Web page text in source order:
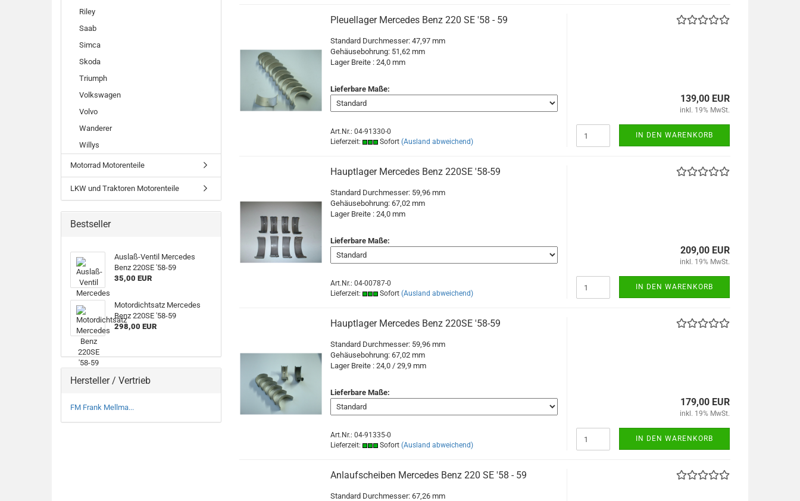
Pleuellager Mercedes Benz 220 SE '58 - 59
Standard Durchmesser: 47,97 mm
Gehäusebohrung: 51,62 mm
Lager Breite : 24,0 mm
Lieferbare Maße:
Art.Nr.: 04-91330-0
Lieferzeit:
Sofort (Ausland abweichend)
139,00 EUR
inkl. 19% MwSt.
IN DEN WARENKORB
Hauptlager Mercedes Benz 220SE '58-59
Standard Durchmesser: 59,96 mm
Gehäusebohrung: 67,02 mm
Lager Breite : 24,0 mm
Lieferbare Maße:
Art.Nr.: 04-00787-0
Lieferzeit:
Sofort (Ausland abweichend)
209,00 EUR
inkl. 19% MwSt.
IN DEN WARENKORB
Hauptlager Mercedes Benz 220SE '58-59
Standard Durchmesser: 59,96 mm
Gehäusebohrung: 67,02 mm
Lager Breite : 24,0 / 29,9 mm
Lieferbare Maße:
Art.Nr.: 04-91335-0
Lieferzeit:
Sofort (Ausland abweichend)
179,00 EUR
inkl. 19% MwSt.
IN DEN WARENKORB
Anlaufscheiben Mercedes Benz 220 SE '58 - 59
Standard Durchmesser: 67,26 mm
Riley
Saab
Simca
Skoda
Triumph
Volkswagen
Volvo
Wanderer
Willys
Motorrad Motorenteile
LKW und Traktoren Motorenteile
Bestseller
Auslaß-Ventil Mercedes
Benz 220SE '58-59
35,00 EUR
Motordichtsatz Mercedes
Benz 220SE '58-59
298,00 EUR
Hersteller / Vertrieb
FM Frank Mellma...